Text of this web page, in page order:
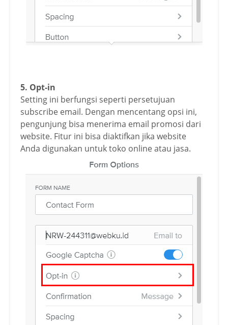
5. Opt-in
Setting ini berfungsi seperti persetujuan
subscribe email. Dengan mencentang opsi ini,
pengunjung bisa menerima email promosi dari
website. Fitur ini bisa diaktifkan jika website
Anda digunakan untuk toko online atau jasa.